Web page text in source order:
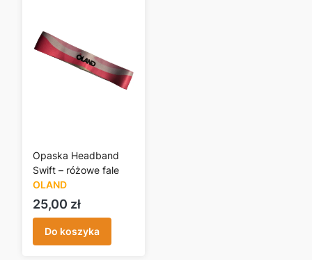
Opaska Headband
Swift – różowe fale
OLAND
Cena
25,00 zł
Do koszyka